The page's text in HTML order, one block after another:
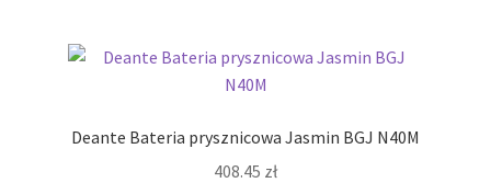
Deante Bateria prysznicowa Jasmin BGJ N40M
408.45 zł